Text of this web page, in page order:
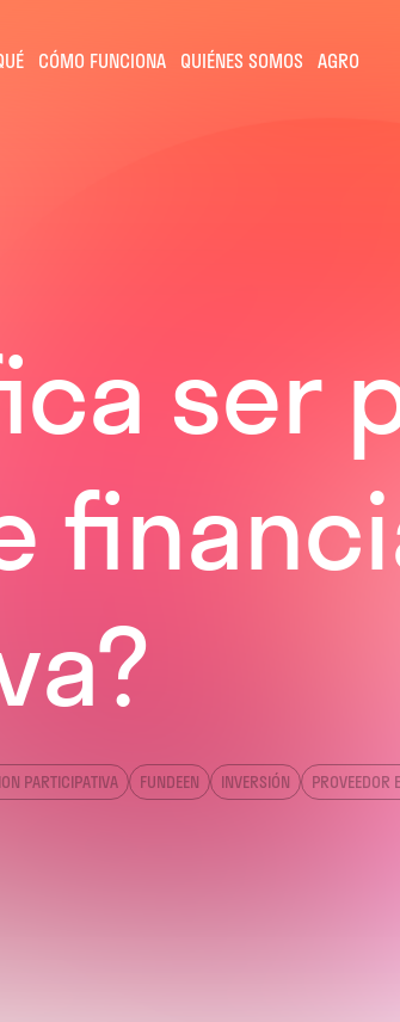
CÓMO FUNCIONA QUIÉNES SOMOS AGRO
ser
PARTICIPATIVA FUNDEEN INVERSIÓN PROVEEDOR